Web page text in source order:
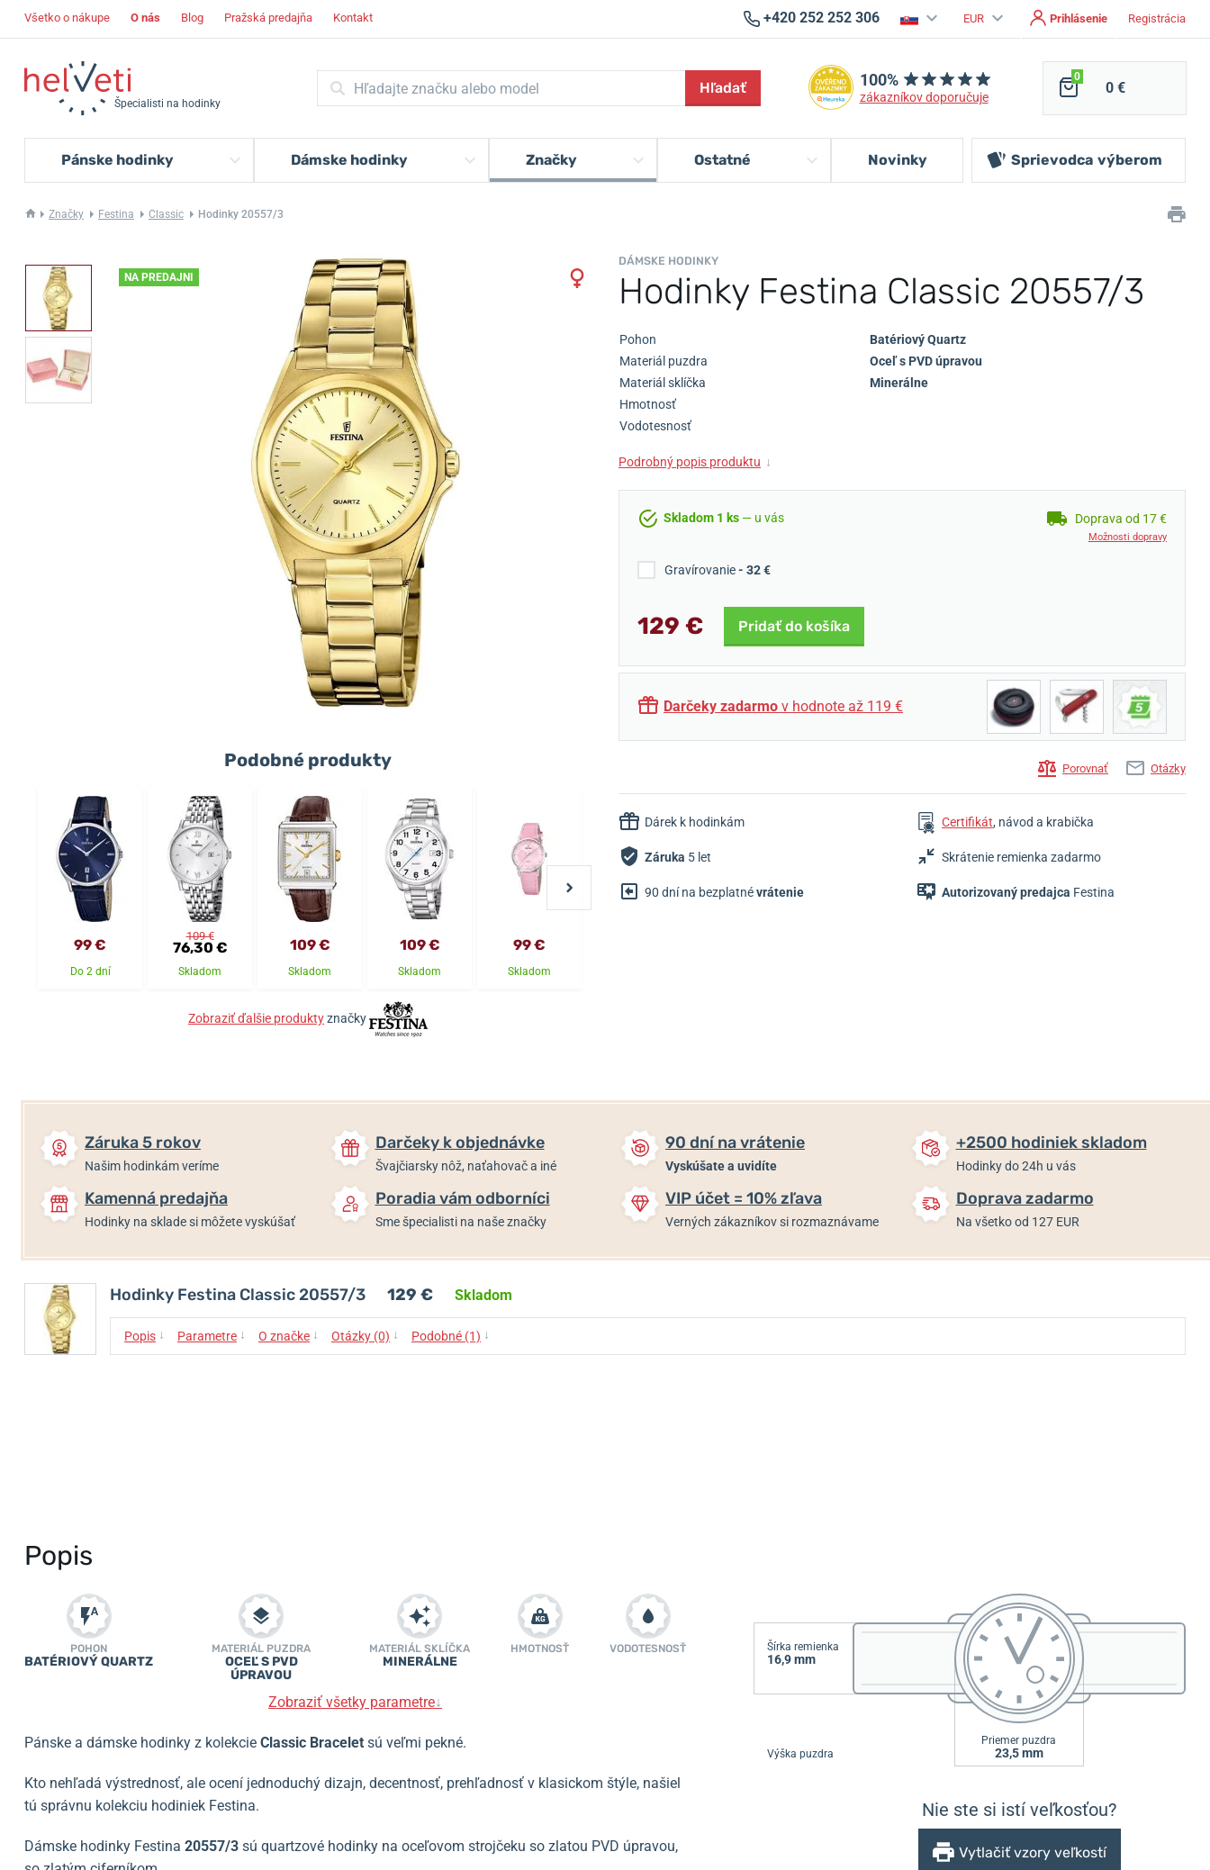
Všetko o nákupe O nás Blog Pražská predajňa Kontakt +420 252 252 306 EUR Prihlásenie Registrácia
Špecialisti na hodinky
Hľadať 100%
zákazníkov doporučuje
0
0 €
Pánske hodinky Dámske hodinky Značky Ostatné Novinky Sprievodca výberom
Značky Festina Classic Hodinky 20557/3
DÁMSKE HODINKY
Hodinky Festina Classic 20557/3
NA PREDAJNI
Pohon
Batériový Quartz
Materiál puzdra
Oceľ s PVD úpravou
Materiál sklíčka
Minerálne
Hmotnosť
Vodotesnosť
Podrobný popis produktu ↓
Skladom 1 ks — u vás Doprava od 17 €
Možnosti dopravy
Gravírovanie- 32 €
129 € Pridať do košíka
Darčeky zadarmo v hodnote až 119 €
Porovnať Otázky
Dárek k hodinkám Certifikát, návod a krabička
Záruka 5 let Skrátenie remienka zadarmo
90 dní na bezplatnévrátenie Autorizovaný predajca Festina
Podobné produkty
99 €
Do 2 dní
109 €
76,30 €
Skladom
109 €
Skladom
109 €
Skladom
99 €
Skladom
Zobraziť ďalšie produktyznačky
Záruka 5 rokov
Našim hodinkám veríme
Darčeky k objednávke
Švajčiarsky nôž, naťahovač a iné
90 dní na vrátenie
Vyskúšate a uvidíte
+2500 hodiniek skladom
Hodinky do 24h u vás
Kamenná predajňa
Hodinky na sklade si môžete vyskúšať
Poradia vám odborníci
Sme špecialisti na naše značky
VIP účet = 10% zľava
Verných zákazníkov si rozmaznávame
Doprava zadarmo
Na všetko od 127 EUR
Hodinky Festina Classic 20557/3 129 € Skladom
Popis ↓ Parametre ↓ O značke ↓ Otázky (0) ↓ Podobné (1) ↓
Popis
POHON
BATÉRIOVÝ QUARTZ
MATERIÁL PUZDRA
OCEĽ S PVD
ÚPRAVOU
MATERIÁL SKLÍČKA
MINERÁLNE
HMOTNOSŤ VODOTESNOSŤ
Zobraziť všetky parametre↓
Pánske a dámske hodinky z kolekcie Classic Bracelet sú veľmi pekné.
Kto nehľadá výstrednosť, ale ocení jednoduchý dizajn, decentnosť, prehľadnosť v klasickom štýle, našiel
tú správnu kolekciu hodiniek Festina.
Dámske hodinky Festina 20557/3 sú quartzové hodinky na oceľovom strojčeku so zlatou PVD úpravou,
Šírka remienka
16,9 mm
Výška puzdra
Priemer puzdra
23,5 mm
Nie ste si istí veľkosťou?
Vytlačiť vzory veľkostí